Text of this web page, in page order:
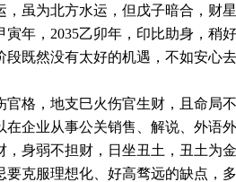
，虽为北方水运，但戊子暗合，财
寅年，2035乙卯年，印比助身，稍
段既然没有太好的机遇，不如安心
官格，地支巳火伤官生财，且命局
在企业从事公关销售、解说、外语
，身弱不担财，日坐丑土，丑土为
克服理想化、好高骛远的缺点，多